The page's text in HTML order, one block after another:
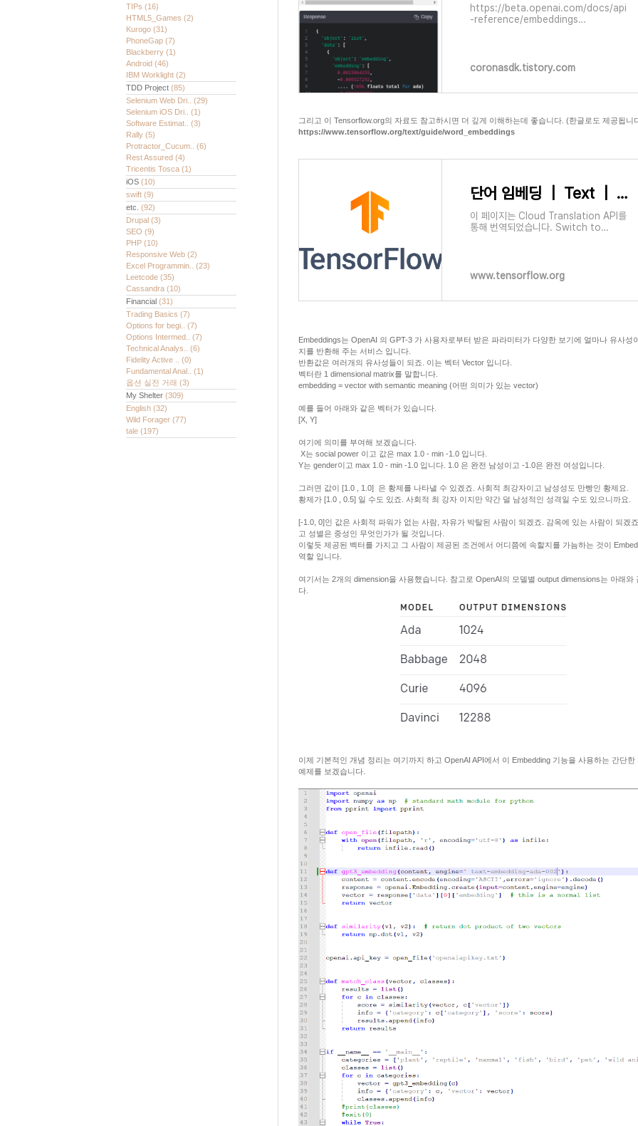
TIPs (16)
HTML5_Games (2)
Kurogo (31)
PhoneGap (7)
Blackberry (1)
Android (46)
IBM Worklight (2)
TDD Project (85)
Selenium Web Dri.. (29)
Selenium iOS Dri.. (1)
Software Estimat.. (3)
Rally (5)
Protractor_Cucum.. (6)
Rest Assured (4)
Tricentis Tosca (1)
iOS (10)
swift (9)
etc. (92)
Drupal (3)
SEO (9)
PHP (10)
Responsive Web (2)
Excel Programmin.. (23)
Leetcode (35)
Cassandra (10)
Financial (31)
Trading Basics (7)
Options for begi.. (7)
Options Intermed.. (7)
Technical Analys.. (6)
Fidelity Active .. (0)
Fundamental Anal.. (1)
옵션 실전 거래 (3)
My Shelter (309)
English (32)
Wild Forager (77)
tale (197)
https://beta.openai.com/docs/api
-reference/embeddings
machine learning models and
algorithms. 기계 학습 모델 및 알고리
coronasdk.tistory.com
그리고 이 Tensorflow.org의 자료도 참고하시면 더 깊게 이해하는데 좋습니다. (한글로도 제공됩니
https://www.tensorflow.org/text/guide/word_embeddings
단어 임베딩 | Text | TensorFlow
이 페이지는 Cloud Translation API를
통해 번역되었습니다. Switch to
어 임베딩
www.tensorflow.org
Embeddings는 OpenAI 의 GPT-3 가 사용자로부터 받은 파라미터가 다양한 보기에 얼마나 유사성
지를 반환해 주는 서비스 입니다.
반환값은 여러개의 유사성들이 되죠. 이는 벡터 Vector 입니다.
벡터란 1 dimensional matrix를 말합니다.
embedding = vector with semantic meaning (어떤 의미가 있는 vector)
예를 들어 아래와 같은 벡터가 있습니다.
[X, Y]
여기에 의미를 부여해 보겠습니다.
X는 social power 이고 값은 max 1.0 - min -1.0 입니다.
Y는 gender이고 max 1.0 - min -1.0 입니다. 1.0 은 완전 남성이고 -1.0은 완전 여성입니다.
그러면 값이 [1.0 , 1.0] 은 황제를 나타낼 수 있겠죠. 사회적 최강자이고 남성성도 만빵인 황제요.
황제가 [1.0 , 0.5] 일 수도 있죠. 사회적 최 강자 이지만 약간 덜 남성적인 성격일 수도 있으니까요.
[-1.0, 0]인 값은 사회적 파워가 없는 사람, 자유가 박탈된 사람이 되겠죠. 감옥에 있는 사람이 되겠
고 성별은 중성인 무엇인가가 될 것입니다.
이렇듯 제공된 벡터를 가지고 그 사람이 제공된 조건에서 어디쯤에 속할지를 가늠하는 것이
역할 입니다.
여기서는 2개의 dimension을 사용했습니다. 참고로 OpenAI의 모델별 output dimensions는 아래와
다.
이제 기본적인 개념 정리는 여기까지 하고 OpenAI API에서 이 Embedding 기능을 사용하는 간단한
예제를 보겠습니다.